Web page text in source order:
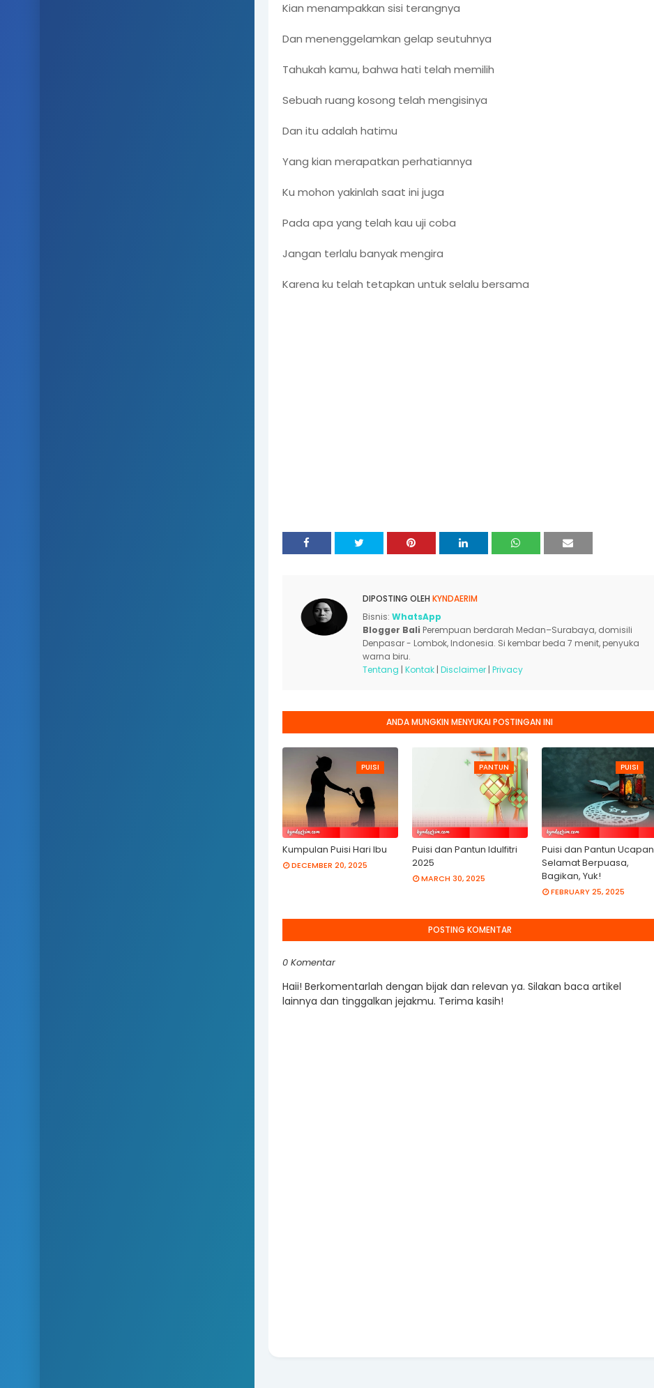
Kian menampakkan sisi terangnya
Dan menenggelamkan gelap seutuhnya
Tahukah kamu, bahwa hati telah memilih
Sebuah ruang kosong telah mengisinya
Dan itu adalah hatimu
Yang kian merapatkan perhatiannya
Ku mohon yakinlah saat ini juga
Pada apa yang telah kau uji coba
Jangan terlalu banyak mengira
Karena ku telah tetapkan untuk selalu bersama
DIPOSTING OLEH KYNDAERIM
Bisnis: WhatsApp
Blogger Bali Perempuan berdarah Medan–Surabaya, domisili
Denpasar - Lombok, Indonesia. Si kembar beda 7 menit, penyuka
warna biru.
Tentang | Kontak| Disclaimer| Privacy
ANDA MUNGKIN MENYUKAI POSTINGAN INI
PUISI
Kumpulan Puisi Hari Ibu
DECEMBER 20, 2025
PANTUN
Puisi dan Pantun Idulfitri
2025
MARCH 30, 2025
PUISI
Puisi dan Pantun Ucapan
Selamat Berpuasa,
Bagikan, Yuk!
FEBRUARY 25, 2025
POSTING KOMENTAR
0 Komentar
Haii! Berkomentarlah dengan bijak dan relevan ya. Silakan baca artikel
lainnya dan tinggalkan jejakmu. Terima kasih!